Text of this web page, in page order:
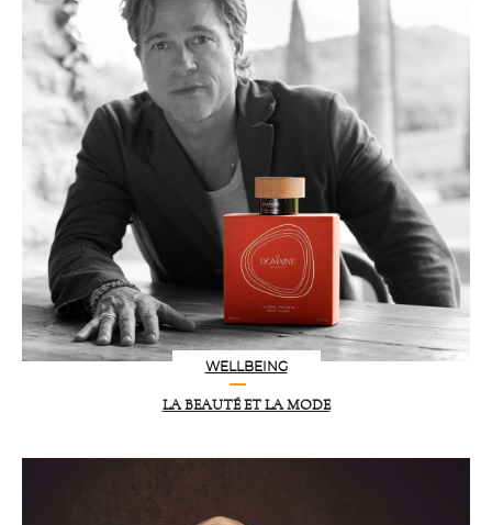
WELLBEING
LA BEAUTÉ ET LA MODE